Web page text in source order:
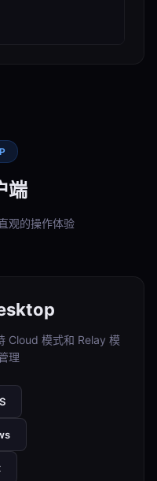
端
观的操作体验
Cloud 模式和 Relay 模
理